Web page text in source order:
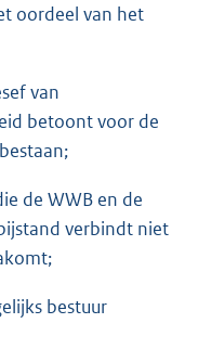
oordeel van het
van
betoont voor de
de WWB en de
verbindt niet
bestuur